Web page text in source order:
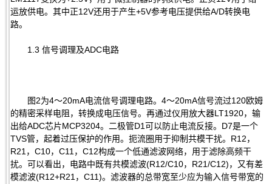
运放供电。其中正12V还用于产生+5V参考电压提供给A/D转换电
路。
1.3 信号调理及ADC电路
图2为4～20mA电流信号调理电路。4～20mA信号流过120欧姆
的精密采样电阻，转换成电压信号。再通过仪用放大器LT1920，输
出给ADC芯片MCP3204。二极管D1可以防止电流反接。D7是一个
TVS管，起着过压保护的作用。扼流圈用于抑制共模干扰。R12，
R21，C10，C11，C12构成一个低通滤波网络，用于滤除高频干
扰。可以看出，电路中既有共模滤波(R12/C10，R21/C12)，又有差
模滤波(R12+R21，C11)。滤波器的总带宽至少应为输入信号带宽的